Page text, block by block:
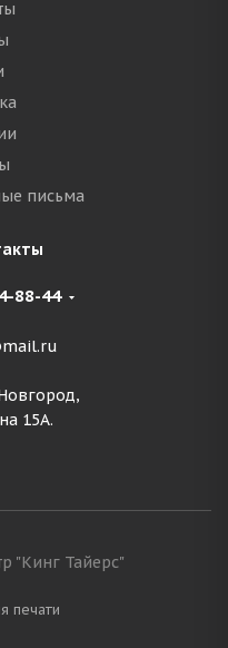
письма
88-44
15А.
"Кинг Тайерс"
печати